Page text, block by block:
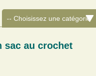
sac au crochet